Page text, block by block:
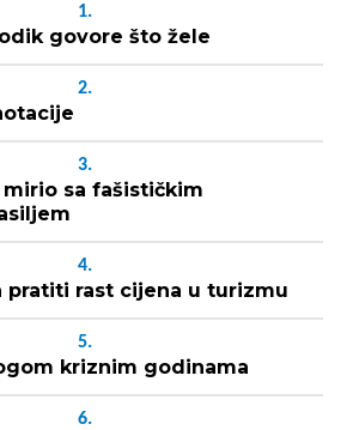
1.
govore što žele
2.
3.
sa fašističkim
4.
pratiti rast cijena u turizmu
5.
kriznim godinama
6.